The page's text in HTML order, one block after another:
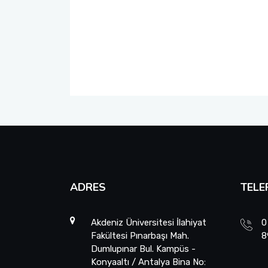
ADRES
Akdeniz Üniversitesi İlahiyat
Fakültesi Pınarbaşı Mah.
Dumlupınar Bul. Kampüs -
Konyaaltı / Antalya Bina No: